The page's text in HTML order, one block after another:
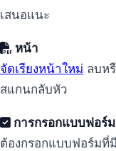
เสนอแนะ
หน้า
จัดเรียงหน้าใหม่ ลบห
สแกนกลับหัว
การกรอกแบบฟอร์
ต้องกรอกแบบฟอร์มที่